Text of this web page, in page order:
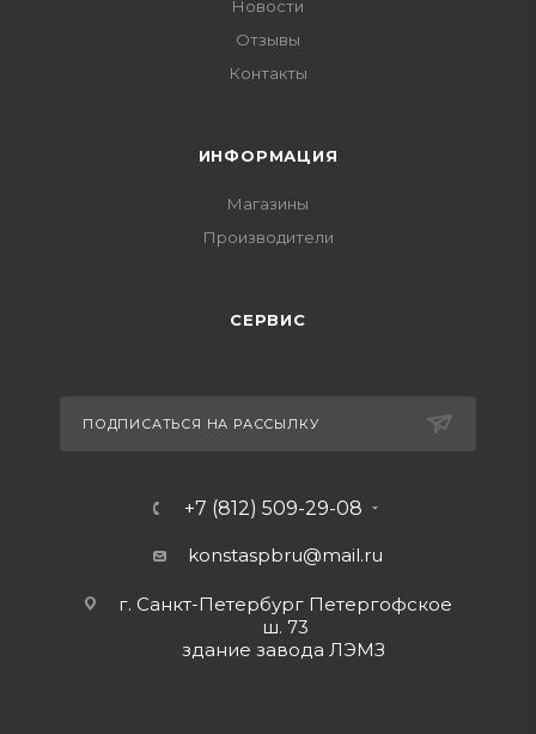
Новости
Отзывы
Контакты
ИНФОРМАЦИЯ
Магазины
Производители
СЕРВИС
ПОДПИСАТЬСЯ НА РАССЫЛКУ
+7 (812) 509-29-08
konstaspbru@mail.ru
г. Санкт-Петербург Петергофское
ш. 73
здание завода ЛЭМЗ